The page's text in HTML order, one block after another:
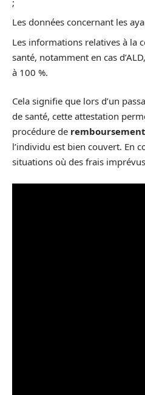
Les données concernant les
Les informations relatives à la
santé, notamment en cas
à 100 %.
Cela signifie que lors d’un
de santé, cette attestation
procédure de remboursement
l’individu est bien couvert. En
situations où des frais